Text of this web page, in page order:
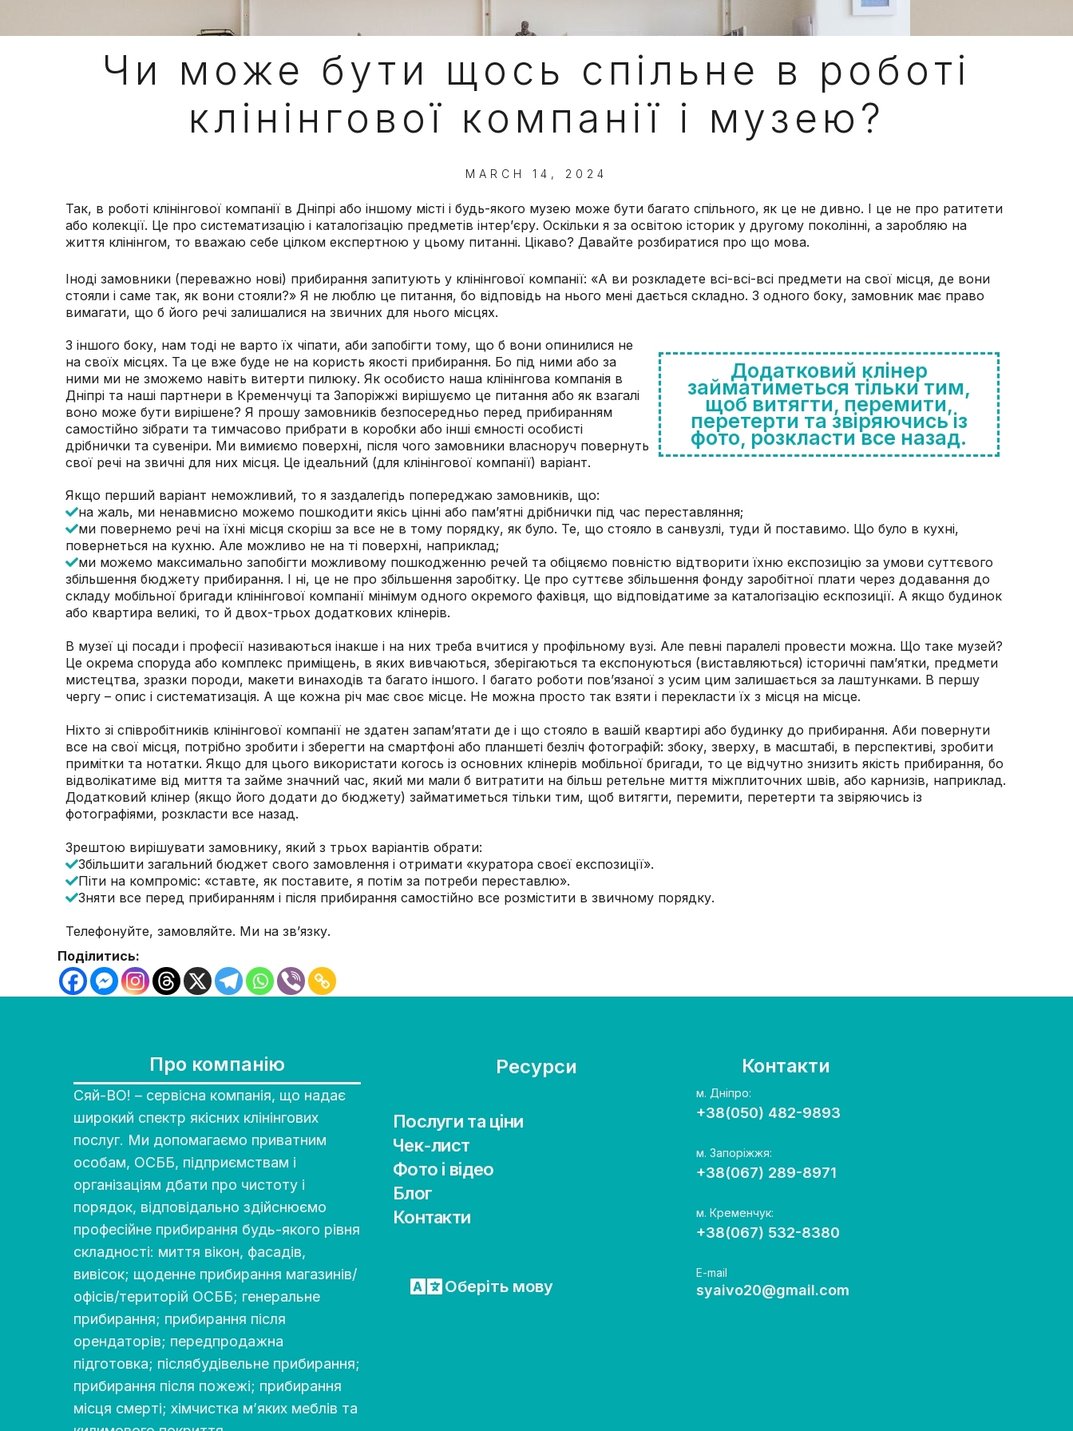
Чи може бути щось спільне в роботі
клінінгової компанії і музею?
MARCH 14, 2024
Так, в роботі клінінгової компанії в Дніпрі або іншому місті і будь-якого музею може бути багато спільного, як це не дивно. І це не про ратитети
або колекції. Це про систематизацію і каталогізацію предметів інтер’єру. Оскільки я за освітою історик у другому поколінні, а заробляю на
життя клінінгом, то вважаю себе цілком експертною у цьому питанні. Цікаво? Давайте розбиратися про що мова.
Іноді замовники (переважно нові) прибирання запитують у клінінгової компанії: «А ви розкладете всі-всі-всі предмети на свої місця, де вони
стояли і саме так, як вони стояли?» Я не люблю це питання, бо відповідь на нього мені дається складно. З одного боку, замовник має право
вимагати, що б його речі залишалися на звичних для нього місцях.
З іншого боку, нам тоді не варто їх чіпати, аби запобігти тому, що б вони опинилися не
на своїх місцях. Та це вже буде не на користь якості прибирання. Бо під ними або за
ними ми не зможемо навіть витерти пилюку. Як особисто наша клінінгова компанія в
Дніпрі та наші партнери в Кременчуці та Запоріжжі вирішуємо це питання або як взагалі
воно може бути вирішене? Я прошу замовників безпосередньо перед прибиранням
самостійно зібрати та тимчасово прибрати в коробки або інші ємності особисті
дрібнички та сувеніри. Ми вимиємо поверхні, після чого замовники власноруч повернуть
свої речі на звичні для них місця. Це ідеальний (для клінінгової компанії) варіант.
Додатковий клінер
займатиметься тільки тим,
щоб витягти, перемити,
перетерти та звіряючись із
фото, розкласти все назад.
Якщо перший варіант неможливий, то я заздалегідь попереджаю замовників, що:
на жаль, ми ненавмисно можемо пошкодити якісь цінні або пам’ятні дрібнички під час переставляння;
ми повернемо речі на їхні місця скоріш за все не в тому порядку, як було. Те, що стояло в санвузлі, туди й поставимо. Що було в кухні,
повернеться на кухню. Але можливо не на ті поверхні, наприклад;
ми можемо максимально запобігти можливому пошкодженню речей та обіцяємо повністю відтворити їхню експозицію за умови суттєвого
збільшення бюджету прибирання. І ні, це не про збільшення заробітку. Це про суттєве збільшення фонду заробітної плати через додавання до
складу мобільної бригади клінінгової компанії мінімум одного окремого фахівця, що відповідатиме за каталогізацію ескпозиції. А якщо будинок
або квартира великі, то й двох-трьох додаткових клінерів.
В музеї ці посади і професії називаються інакше і на них треба вчитися у профільному вузі. Але певні паралелі провести можна. Що таке музей?
Це окрема споруда або комплекс приміщень, в яких вивчаються, зберігаються та експонуються (виставляються) історичні пам’ятки, предмети
мистецтва, зразки породи, макети винаходів та багато іншого. І багато роботи пов’язаної з усим цим залишається за лаштунками. В першу
чергу – опис і систематизація. А ще кожна річ має своє місце. Не можна просто так взяти і перекласти їх з місця на місце.
Ніхто зі співробітників клінінгової компанії не здатен запам’ятати де і що стояло в вашій квартирі або будинку до прибирання. Аби повернути
все на свої місця, потрібно зробити і зберегти на смартфоні або планшеті безліч фотографій: збоку, зверху, в масштабі, в перспективі, зробити
примітки та нотатки. Якщо для цього використати когось із основних клінерів мобільної бригади, то це відчутно знизить якість прибирання, бо
відволікатиме від миття та займе значний час, який ми мали б витратити на більш ретельне миття міжплиточних швів, або карнизів, наприклад.
Додатковий клінер (якщо його додати до бюджету) займатиметься тільки тим, щоб витягти, перемити, перетерти та звіряючись із
фотографіями, розкласти все назад.
Зрештою вирішувати замовнику, який з трьох варіантів обрати:
Збільшити загальний бюджет свого замовлення і отримати «куратора своєї експозиції».
Піти на компроміс: «ставте, як поставите, я потім за потреби переставлю».
Зняти все перед прибиранням і після прибирання самостійно все розмістити в звичному порядку.
Телефонуйте, замовляйте. Ми на зв’язку.
Поділитись:
Про компанію
Сяй-ВО! – сервісна компанія, що надає
широкий спектр якісних клінінгових
послуг. Ми допомагаємо приватним
особам, ОСББ, підприємствам і
організаціям дбати про чистоту і
порядок, відповідально здійснюємо
професійне прибирання будь-якого рівня
складності: миття вікон, фасадів,
вивісок; щоденне прибирання магазинів/
офісів/територій ОСББ; генеральне
прибирання; прибирання після
орендаторів; передпродажна
підготовка; післябудівельне прибирання;
прибирання після пожежі; прибирання
місця смерті; хімчистка м’яких меблів та
Ресурси
Послуги та ціни
Чек-лист
Фото і відео
Блог
Контакти
Оберіть мову
Контакти
м. Дніпро:
+38(050) 482-9893
м. Запоріжжя:
+38(067) 289-8971
м. Кременчук:
+38(067) 532-8380
E-mail
syaivo20@gmail.com